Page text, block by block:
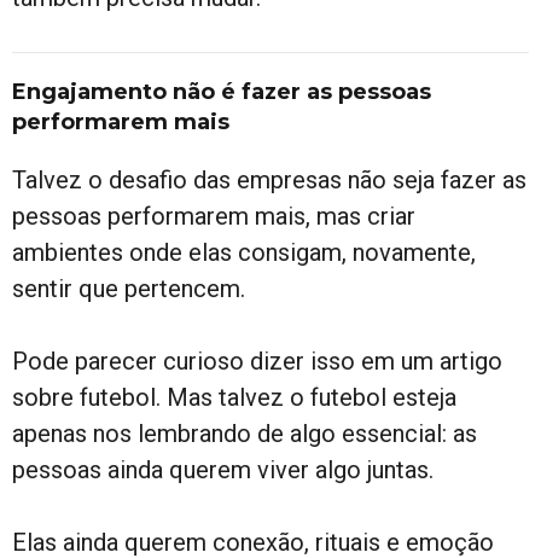
Engajamento não é fazer as pessoas
performarem mais
Talvez o desafio das empresas não seja fazer as
pessoas performarem mais, mas criar
ambientes onde elas consigam, novamente,
sentir que pertencem.
Pode parecer curioso dizer isso em um artigo
sobre futebol. Mas talvez o futebol esteja
apenas nos lembrando de algo essencial: as
pessoas ainda querem viver algo juntas.
Elas ainda querem conexão, rituais e emoção